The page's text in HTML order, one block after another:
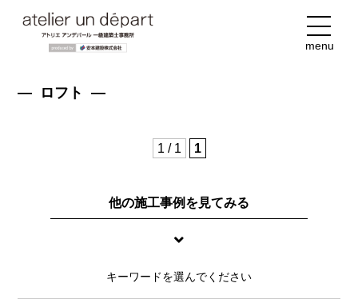
menu
― ロフト ―
1 / 1 1
他の施工事例を見てみる
キーワードを選んでください